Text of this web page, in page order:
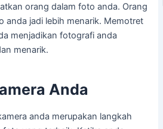
orang dalam foto anda. Orang
anda jadi lebih menarik. Memotret
menjadikan fotografi anda
menarik.
Anda
anda merupakan langkah